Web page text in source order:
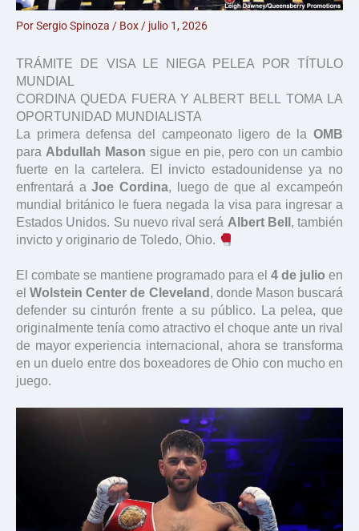
PorSergio Spinoza / Box / julio 1, 2026
TRÁMITE DE VISA LE NIEGA PELEA POR TÍTULO
MUNDIAL
CORDINA QUEDA FUERA Y ALBERT BELL TOMA LA
OPORTUNIDAD MUNDIALISTA
La primera defensa del campeonato ligero de la OMB
para Abdullah Mason sigue en pie, pero con un cambio
fuerte en la cartelera. El invicto estadounidense ya no
enfrentará aJoe Cordina, luego de que al excampeón
mundial británico le fuera negada la visa para ingresar a
Estados Unidos. Su nuevo rival será Albert Bell , también
invicto y originario de Toledo, Ohio.
El combate se mantiene programado para el 4 de julio en
elWolstein Center de Cleveland , donde Mason buscará
defender su cinturón frente a su público. La pelea, que
originalmente tenía como atractivo el choque ante un rival
de mayor experiencia internacional, ahora se transforma
en un duelo entre dos boxeadores de Ohio con mucho en
juego.